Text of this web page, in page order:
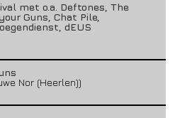
met o.a. Deftones, The
Guns, Chat Pile,
dEUS
Nor (Heerlen))